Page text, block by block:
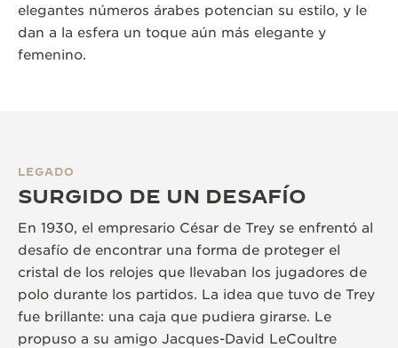
elegantes números árabes potencian su estilo, y le
dan a la esfera un toque aún más elegante y
femenino.
LEGADO
SURGIDO DE UN DESAFÍO
En 1930, el empresario César de Trey se enfrentó al
desafío de encontrar una forma de proteger el
cristal de los relojes que llevaban los jugadores de
polo durante los partidos. La idea que tuvo de Trey
fue brillante: una caja que pudiera girarse. Le
propuso a su amigo Jacques-David LeCoultre